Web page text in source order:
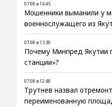
07.08 в 14:45
Мошенники выманили у
военнослужащего из
07.08 в 13:30
Почему Минпред Якутии
станции»?
07.08 в 12:48
Трутнев назвал
переименованную